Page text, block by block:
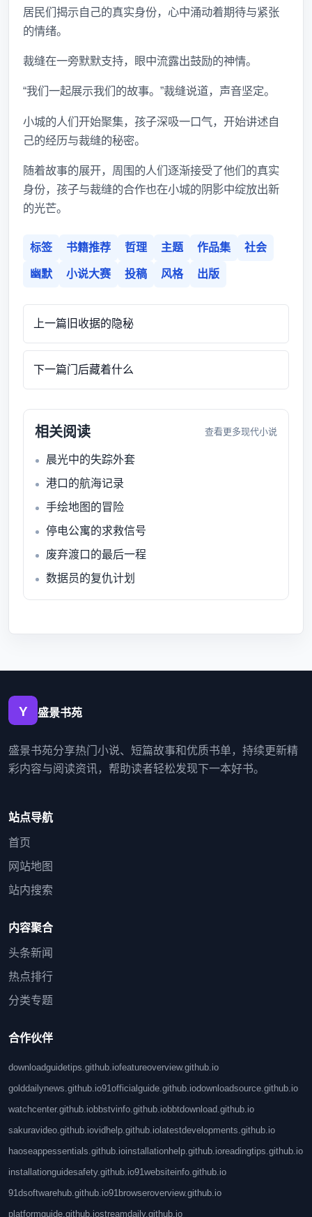
居民们揭示自己的真实身份，心中涌动着期待与紧张
的情绪。
裁缝在一旁默默支持，眼中流露出鼓励的神情。
“我们一起展示我们的故事。”裁缝说道，声音坚定。
小城的人们开始聚集，孩子深吸一口气，开始讲述自
己的经历与裁缝的秘密。
随着故事的展开，周围的人们逐渐接受了他们的真实
身份，孩子与裁缝的合作也在小城的阴影中绽放出新
的光芒。
标签 书籍推荐 哲理 主题 作品集 社会
幽默 小说大赛 投稿 风格 出版
上一篇 旧收据的隐秘
下一篇门后藏着什么
相关阅读 查看更多现代小说
晨光中的失踪外套
港口的航海记录
手绘地图的冒险
停电公寓的求救信号
废弃渡口的最后一程
数据员的复仇计划
盛景书苑
盛景书苑分享热门小说、短篇故事和优质书单，持续更新精
彩内容与阅读资讯，帮助读者轻松发现下一本好书。
站点导航
首页
网站地图
站内搜索
内容聚合
头条新闻
热点排行
分类专题
合作伙伴
downloadguidetips.github.iofeatureoverview.github.io
golddailynews.github.io91officialguide.github.iodownloadsource.github.io
watchcenter.github.iobbstvinfo.github.iobbtdownload.github.io
sakuravideo.github.iovidhelp.github.io latestdevelopments.github.io
haoseappessentials.github.ioinstallationhelp.github.ioreadingtips.github.io
installationguidesafety.github.io91websiteinfo.github.io
91dsoftwarehub.github.io91browseroverview.github.io
platformguide.github.iostreamdaily.github.io